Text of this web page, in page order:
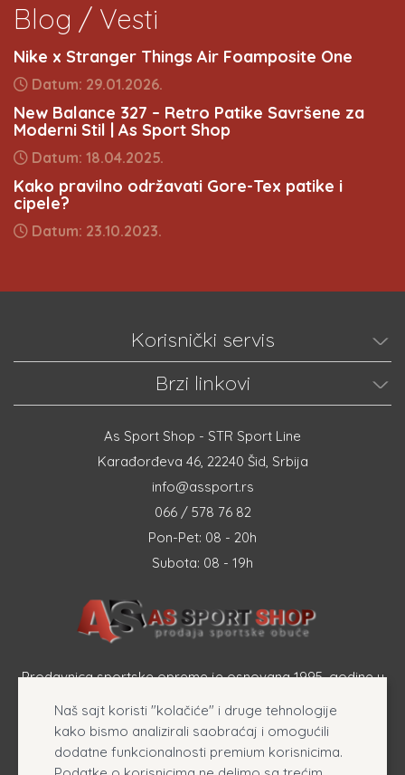
Blog / Vesti
Nike x Stranger Things Air Foamposite One
Datum: 29.01.2026.
New Balance 327 – Retro Patike Savršene za
Moderni Stil | As Sport Shop
Datum: 18.04.2025.
Kako pravilno održavati Gore-Tex patike i
cipele?
Datum: 23.10.2023.
Korisnički servis
Brzi linkovi
As Sport Shop - STR Sport Line
Karađorđeva 46, 22240 Šid, Srbija
info@assport.rs
066 / 578 76 82
Pon-Pet: 08 - 20h
Subota: 08 - 19h
Prodavnica sportske opreme je osnovana 1995. godine u
opreme, originalnih patika i sportske odeće online.
Naš sajt koristi "kolačiće" i druge tehnologije
kako bismo analizirali saobraćaj i omogućili
dodatne funkcionalnosti premium korisnicima.